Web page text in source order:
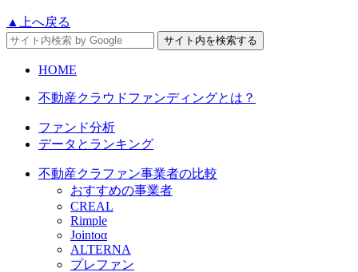
▲上へ戻る
HOME
不動産クラウドファンディングとは？
ファンド分析
データとランキング
不動産クラファン事業者の比較
おすすめの事業者
CREAL
Rimple
Jointoα
ALTERNA
プレファン